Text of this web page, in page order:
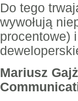
Do tego
wywołują
procentowe)
Mariusz